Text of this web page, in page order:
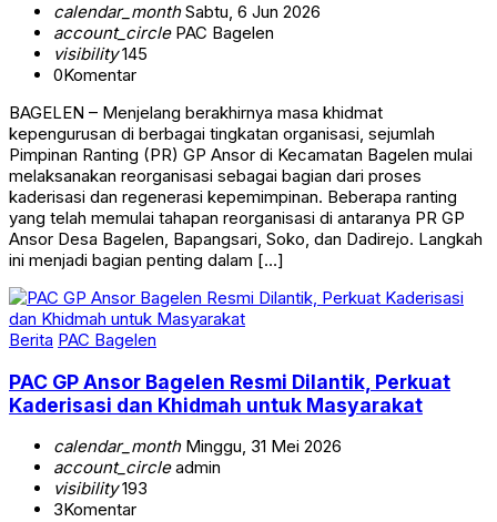
calendar_monthSabtu, 6 Jun 2026
account_circlePAC Bagelen
visibility145
0Komentar
BAGELEN – Menjelang berakhirnya masa khidmat
kepengurusan di berbagai tingkatan organisasi, sejumlah
Pimpinan Ranting (PR) GP Ansor di Kecamatan Bagelen mulai
melaksanakan reorganisasi sebagai bagian dari proses
kaderisasi dan regenerasi kepemimpinan. Beberapa ranting
yang telah memulai tahapan reorganisasi di antaranya PR GP
Ansor Desa Bagelen, Bapangsari, Soko, dan Dadirejo. Langkah
ini menjadi bagian penting dalam […]
Berita PAC Bagelen
PAC GP Ansor Bagelen Resmi Dilantik, Perkuat
Kaderisasi dan Khidmah untuk Masyarakat
calendar_monthMinggu, 31 Mei 2026
account_circleadmin
visibility193
3Komentar